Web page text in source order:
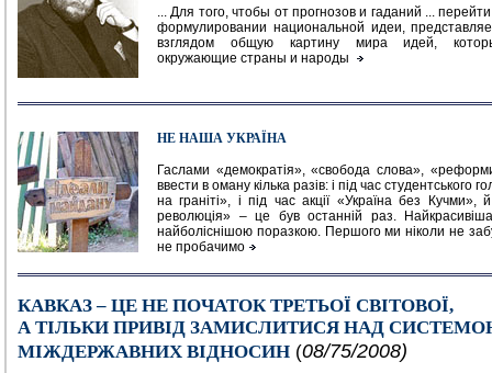
... Для того, чтобы от прогнозов и гаданий ...
формулировании национальной идеи,
взглядом общую картину мира идей,
окружающие страны и народы
НЕ НАША УКРАЇНА
Гаслами «демократія», «свобода слова»,
ввести в оману кілька разів: i під час студентського
на граніті», і під час акції «Україна без
революція» – це був останній раз.
найболіснішою поразкою. Першого ми ніколи не
не пробачимо
КАВКАЗ – ЦЕ НЕ ПОЧАТОК ТРЕТЬОЇ СВІТОВОЇ,
А ТІЛЬКИ ПРИВІД ЗАМИСЛИТИСЯ НАД
МІЖДЕРЖАВНИХ ВІДНОСИН (08/75/2008)